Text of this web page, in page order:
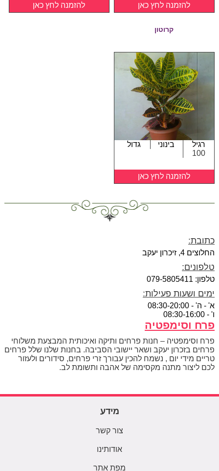
להזמנה לחץ כאן להזמנה לחץ כאן
קרוטון
רגיל
100
בינוני גדול
להזמנה לחץ כאן
כתובת:
החלוצים 4, זיכרון יעקב
טלפונים:
טלפון: 079-5805411
ימים ושעות פעילות:
א' - ה' - 08:30-20:00
ו' - 08:30-16:00
פרח וסימפטיה
פרח וסימפטיה – חנות פרחים ותיקה ואיכותית המבצעת משלוחי
פרחים בזכרון יעקב ושאר יישובי הסביבה. בחנות שלנו שלל פרחים
טריים מידי יום , נשמח להכין עבורך זרי פרחים, סידורים ולעזור
לכם ליצור מתנה מקסימה של אהבה ותשומת לב.
מידע
צור קשר
אודותינו
מפת אתר